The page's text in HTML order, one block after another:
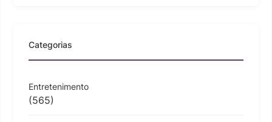
Categorias
Entretenimento
(565)